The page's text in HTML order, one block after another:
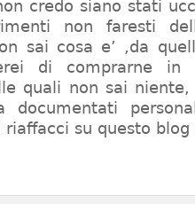
credo siano stati
non faresti
sai cosa e’ ,da
di comprarne in
quali non sai
documentati
su questo blog